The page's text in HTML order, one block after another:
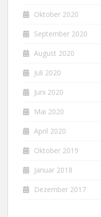
Oktober 2020
September 2020
August 2020
Juli 2020
Juni 2020
Mai 2020
April 2020
Oktober 2019
Januar 2018
Dezember 2017